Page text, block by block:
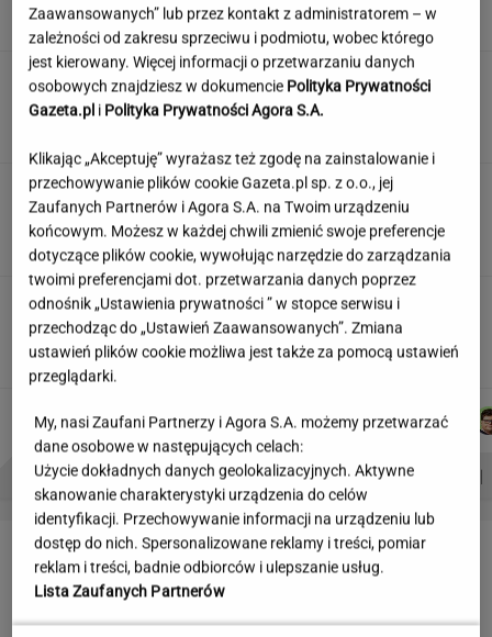
To nie droga na skróty. Matka pokazuje, jak
naprawdę wygląda edukacja domowa
Partnerka Litewki po jego
śmierci: Niektórzy zlecieli się jak sępy
SUBSKRYPCJA
Najniższe poparcie dla PiS w sondażu od lat.
Doda i jej były mąż oskarżeni
Autorzy:
MARTA
KORYCKA
MARCIN
KOZŁOWSKI
AGNIESZKA
NIEDZIAŁEK
MACIEK
KUCHARCZYK
PROBLEMY POLSKICH SIATKARZY ZNAK Z '30' WISŁAWA SZYMBORSKA
LETNIE OKAZJE
Zaawansowanych” lub przez kontakt z administratorem – w
zależności od zakresu sprzeciwu i podmiotu, wobec którego
jest kierowany. Więcej informacji o przetwarzaniu danych
osobowych znajdziesz w dokumencie Polityka Prywatności
Gazeta.pl i Polityka Prywatności Agora S.A.
Klikając „Akceptuję” wyrażasz też zgodę na zainstalowanie i
przechowywanie plików cookie Gazeta.pl sp. z o.o., jej
Zaufanych Partnerów i Agora S.A. na Twoim urządzeniu
końcowym. Możesz w każdej chwili zmienić swoje preferencje
dotyczące plików cookie, wywołując narzędzie do zarządzania
twoimi preferencjami dot. przetwarzania danych poprzez
odnośnik „Ustawienia prywatności ” w stopce serwisu i
przechodząc do „Ustawień Zaawansowanych”. Zmiana
ustawień plików cookie możliwa jest także za pomocą ustawień
przeglądarki.
My, nasi Zaufani Partnerzy i Agora S.A. możemy przetwarzać
dane osobowe w następujących celach:
Użycie dokładnych danych geolokalizacyjnych. Aktywne
skanowanie charakterystyki urządzenia do celów
identyfikacji. Przechowywanie informacji na urządzeniu lub
dostęp do nich. Spersonalizowane reklamy i treści, pomiar
reklam i treści, badnie odbiorców i ulepszanie usług.
Lista Zaufanych Partnerów